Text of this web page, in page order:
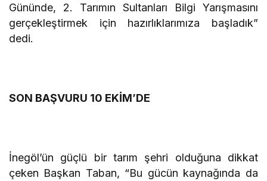
Gününde, 2. Tarımın Sultanları Bilgi Yarışmasını
gerçekleştirmek için hazırlıklarımıza başladık”
dedi.
SON BAŞVURU 10 EKİM’DE
İnegöl’ün güçlü bir tarım şehri olduğuna dikkat
çeken Başkan Taban, “Bu gücün kaynağında da